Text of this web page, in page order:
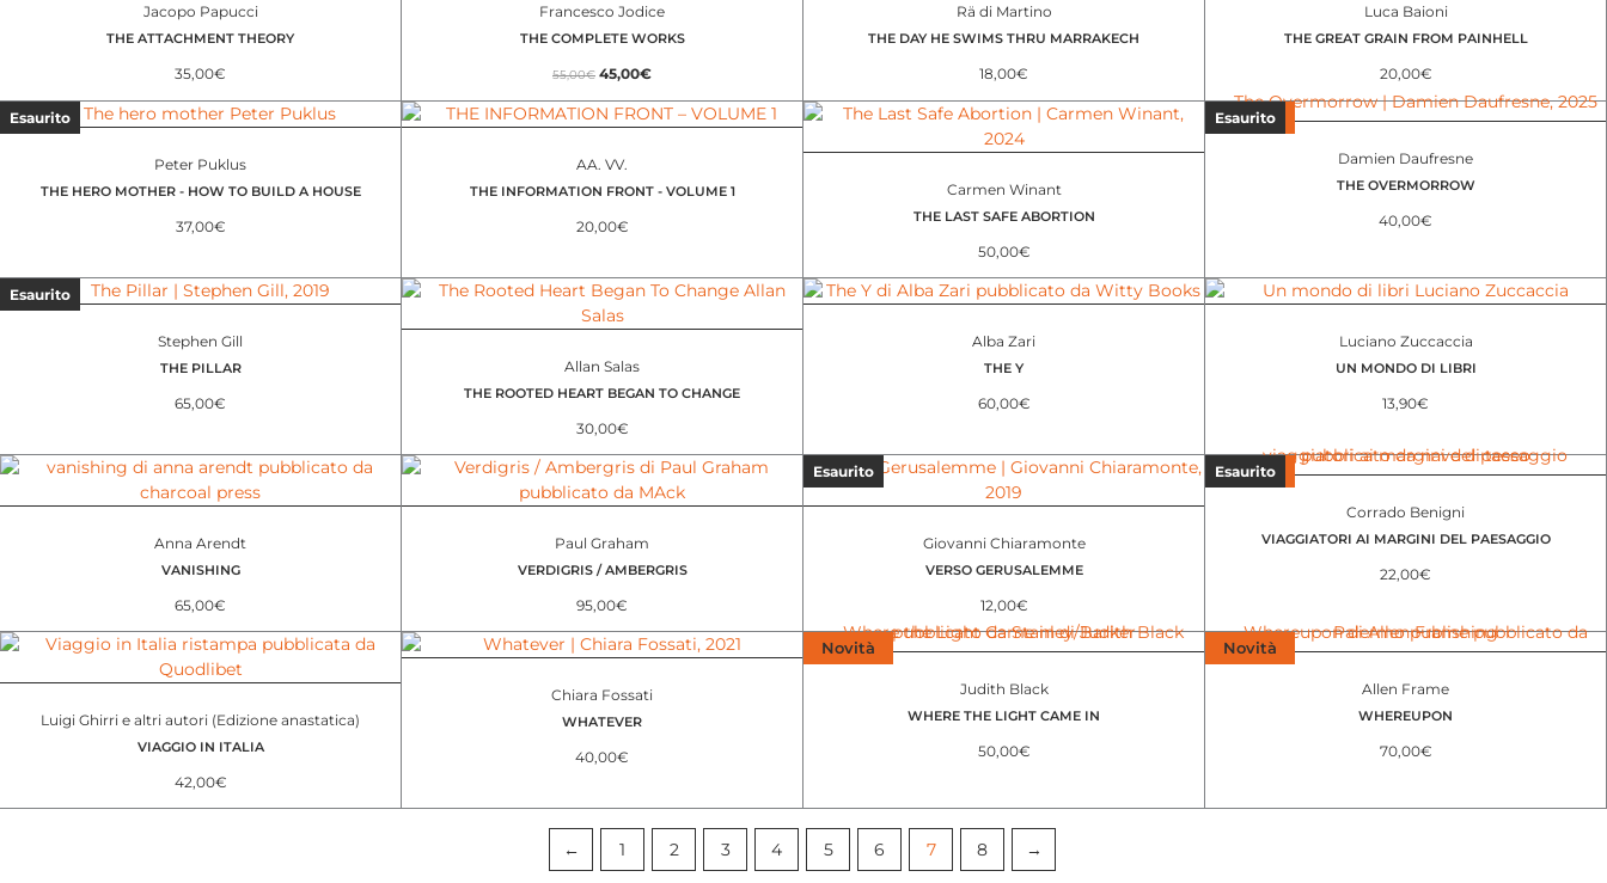
Jacopo Papucci
THE ATTACHMENT THEORY
35,00€
Francesco Jodice
THE COMPLETE WORKS
55,00€ 45,00€
Rä di Martino
THE DAY HE SWIMS THRU MARRAKECH
18,00€
Luca Baioni
THE GREAT GRAIN FROM PAINHELL
20,00€
Esaurito
Peter Puklus
THE HERO MOTHER - HOW TO BUILD A HOUSE
37,00€
AA. VV.
THE INFORMATION FRONT - VOLUME 1
20,00€
Carmen Winant
THE LAST SAFE ABORTION
50,00€
Esaurito
Novità
Damien Daufresne
THE OVERMORROW
40,00€
Esaurito
Stephen Gill
THE PILLAR
65,00€
Allan Salas
THE ROOTED HEART BEGAN TO CHANGE
30,00€
Alba Zari
THE Y
60,00€
Luciano Zuccaccia
UN MONDO DI LIBRI
13,90€
Anna Arendt
VANISHING
65,00€
Paul Graham
VERDIGRIS / AMBERGRIS
95,00€
Esaurito
Giovanni Chiaramonte
VERSO GERUSALEMME
12,00€
Esaurito
Novità
Corrado Benigni
VIAGGIATORI AI MARGINI DEL PAESAGGIO
22,00€
Luigi Ghirri e altri autori (Edizione anastatica)
VIAGGIO IN ITALIA
42,00€
Chiara Fossati
WHATEVER
40,00€
Novità
Judith Black
WHERE THE LIGHT CAME IN
50,00€
Novità
Allen Frame
WHEREUPON
70,00€
← 1 2 3 4 5 6 7 8 →